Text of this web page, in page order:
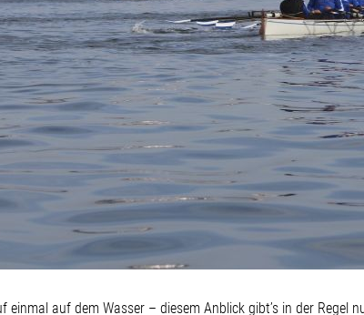
einmal auf dem Wasser – diesem Anblick gibt’s in der Regel